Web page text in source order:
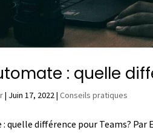
: quelle
| Juin 17, 2022|Conseils pratiques
quelle différence pour Teams? Par